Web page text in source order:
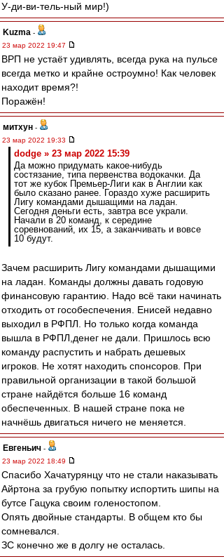
У-ди-ви-тель-ный мир!)
Kuzma -
23 мар 2022 19:47
ВРП не устаёт удивлять, всегда рука на пульсе
всегда метко и крайне остроумно! Как человек
находит время?!
Поражён!
митхун -
23 мар 2022 19:33
dodge » 23 мар 2022 15:39
Да можно придумать какое-нибудь
состязание, типа первенства водокачки. Да
тот же кубок Премьер-Лиги как в Англии как
было сказано ранее. Гораздо хуже расширить
Лигу командами дышащими на ладан.
Сегодня деньги есть, завтра все украли.
Начали в 20 команд, к середине
соревнований, их 15, а заканчивать и вовсе
10 будут.
Зачем расширить Лигу командами дышащими
на ладан. Команды должны давать годовую
финансовую гарантию. Надо всё таки начинать
отходить от гособеспечения. Енисей недавно
выходил в РФПЛ. Но только когда команда
вышла в РФПЛ,денег не дали. Пришлось всю
команду распустить и набрать дешевых
игроков. Не хотят находить спонсоров. При
правильной организации в такой большой
стране найдётся больше 16 команд
обеспеченных. В нашей стране пока не
начнёшь двигаться ничего не меняется.
Евгеньич -
23 мар 2022 18:49
Спасибо Хачатурянцу что не стали наказывать
Айртона за грубую попытку испортить шипы на
бутсе Гацука своим голеностопом.
Опять двойные стандарты. В общем кто бы
сомневался.
ЗС конечно же в долгу не осталась.